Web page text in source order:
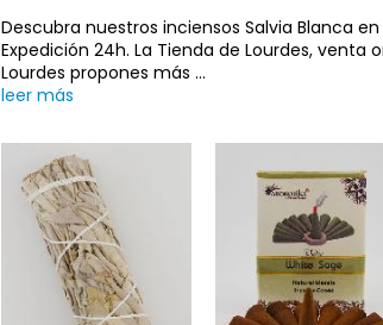
Descubra nuestros inciensos Salvia Blanca
Expedición 24h. La Tienda de Lourdes, venta
Lourdes propones más ...
leer más